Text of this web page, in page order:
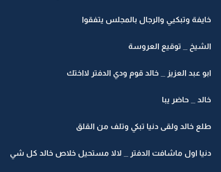
خايفة وتبكيي والرجال بالمجلس يتفقوا
الشيخ _ توقيع العروسة
ابو عبد العزيز _ خالد قوم ودي الدفتر لااختك
خالد _ حاضر يبا
طلع خالد ولقى دنيا تبكي وتلف من القلق
دنيا اول ماشافت الدفتر _ لالا مستحيل خلاص خالد كل شي